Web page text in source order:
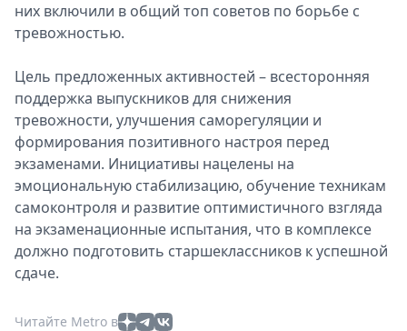
них включили в общий топ советов по борьбе с
тревожностью.
Цель предложенных активностей – всесторонняя
поддержка выпускников для снижения
тревожности, улучшения саморегуляции и
формирования позитивного настроя перед
экзаменами. Инициативы нацелены на
эмоциональную стабилизацию, обучение техникам
самоконтроля и развитие оптимистичного взгляда
на экзаменационные испытания, что в комплексе
должно подготовить старшеклассников к успешной
сдаче.
Читайте Metro в